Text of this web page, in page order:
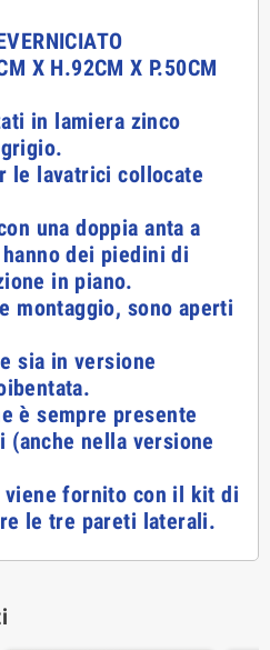
X H.92CM X P.50CM
in lamiera zinco
le lavatrici collocate
una doppia anta a
dei piedini di
in piano.
montaggio, sono aperti
sia in versione
è sempre presente
nella versione
viene fornito con il kit di
le tre pareti laterali.